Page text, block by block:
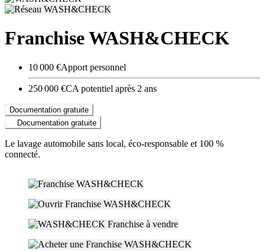
Franchise WASH&CHECK
10 000 €Apport personnel
250 000 €CA potentiel après 2 ans
Documentation gratuite
Documentation gratuite
Le lavage automobile sans local, éco-responsable et 100 %
connecté.